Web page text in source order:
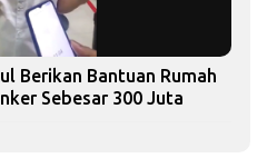
Berikan Bantuan Rumah
Sebesar 300 Juta